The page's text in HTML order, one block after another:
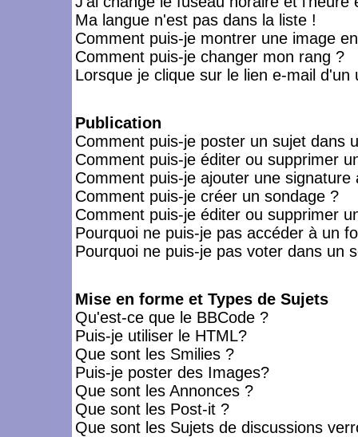
Ma langue n'est pas dans la liste !
Comment puis-je montrer une image
Comment puis-je changer mon rang ?
Lorsque je clique sur le lien e-mail
Publication
Comment puis-je poster un sujet dans
Comment puis-je éditer ou supprimer
Comment puis-je ajouter une signature
Comment puis-je créer un sondage ?
Comment puis-je éditer ou supprimer
Pourquoi ne puis-je pas accéder à un
Pourquoi ne puis-je pas voter dans un
Mise en forme et Types de Sujets
Qu'est-ce que le BBCode ?
Puis-je utiliser le HTML?
Que sont les Smilies ?
Puis-je poster des Images?
Que sont les Annonces ?
Que sont les Post-it ?
Que sont les Sujets de discussions